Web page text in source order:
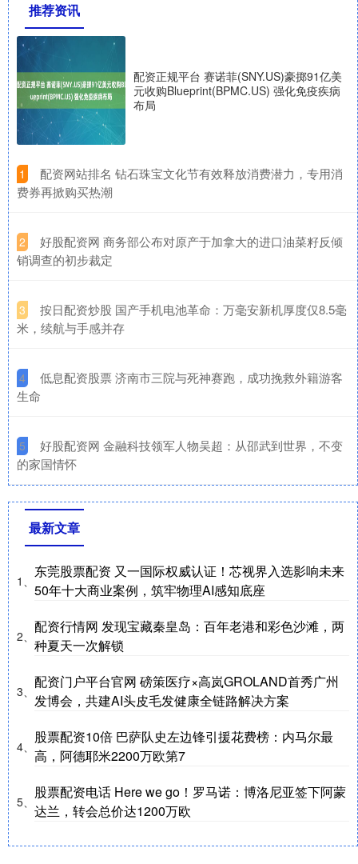
推荐资讯
配资正规平台 赛诺菲(SNY.US)豪掷91亿美
元收购Blueprint(BPMC.US) 强化免疫疾病
布局
1
​配资网站排名 钻石珠宝文化节有效释放消费潜力，专用消
费券再掀购买热潮
2
​好股配资网 商务部公布对原产于加拿大的进口油菜籽反倾
销调查的初步裁定
3
​按日配资炒股 国产手机电池革命：万毫安新机厚度仅8.5毫
米，续航与手感并存
4
​低息配资股票 济南市三院与死神赛跑，成功挽救外籍游客
生命
5
​好股配资网 金融科技领军人物吴超：从邵武到世界，不变
的家国情怀
最新文章
1、
东莞股票配资 又一国际权威认证！芯视界入选影响未来
50年十大商业案例，筑牢物理AI感知底座
2、
配资行情网 发现宝藏秦皇岛：百年老港和彩色沙滩，两
种夏天一次解锁
3、
配资门户平台官网 磅策医疗×高岚GROLAND首秀广州
发博会，共建AI头皮毛发健康全链路解决方案
4、
股票配资10倍 巴萨队史左边锋引援花费榜：内马尔最
高，阿德耶米2200万欧第7
5、
股票配资电话 Here we go！罗马诺：博洛尼亚签下阿蒙
达兰，转会总价达1200万欧